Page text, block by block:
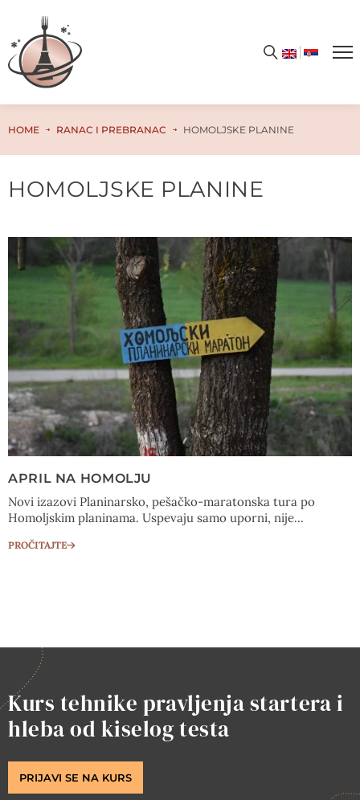
HOME RANAC I PREBRANAC HOMOLJSKE PLANINE
HOMOLJSKE PLANINE
APRIL NA HOMOLJU
Novi izazovi Planinarsko, pešačko-maratonska tura po
Homoljskim planinama. Uspevaju samo uporni, nije...
PROČITAJTE
Kurs tehnike pravljenja startera i
hleba od kiselog testa
PRIJAVI SE NA KURS